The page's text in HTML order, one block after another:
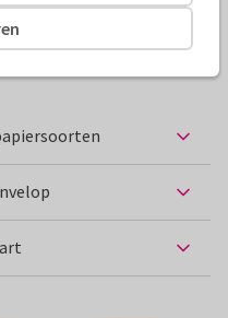
- by Lidy